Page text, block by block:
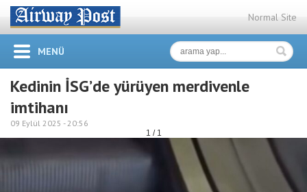
Normal Site
MENÜ
Kedinin İSG’de yürüyen merdivenle
imtihanı
09 Eylül 2025 -20:56
1 / 1